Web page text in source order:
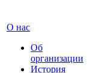
О нас
Об
организации
История